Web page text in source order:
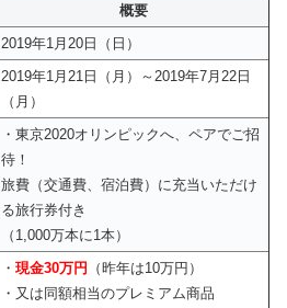
概要
2019年1月20日（日）
2019年1月21日（月）～2019年7月22日
（月）
・東京2020オリンピックへ、ペアでご招
待！
旅費（交通費、宿泊費）に充当いただけ
る旅行券付き
（1,000万本に1本）
・ 現金30万円 （昨年は10万円）
・又は同額相当のプレミアム商品